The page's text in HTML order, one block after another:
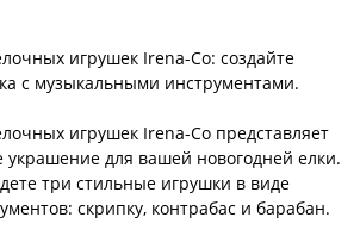
игрушек Irena-Co: создайте
с музыкальными инструментами.
игрушек Irena-Co представляет
украшение для вашей новогодней елки.
три стильные игрушки в виде
скрипку, контрабас и барабан.